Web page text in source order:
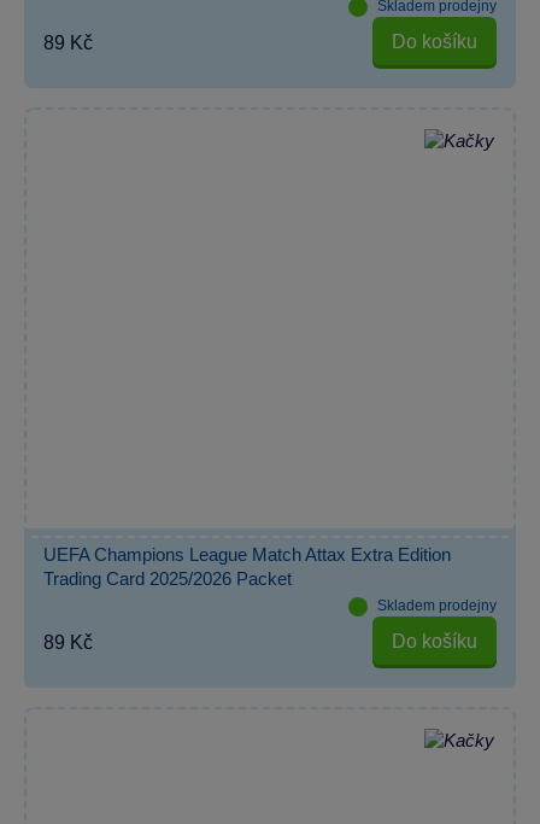
Skladem prodejny
89 Kč Do košíku
UEFA Champions League Match Attax Extra Edition
Trading Card 2025/2026 Packet
Skladem prodejny
89 Kč Do košíku